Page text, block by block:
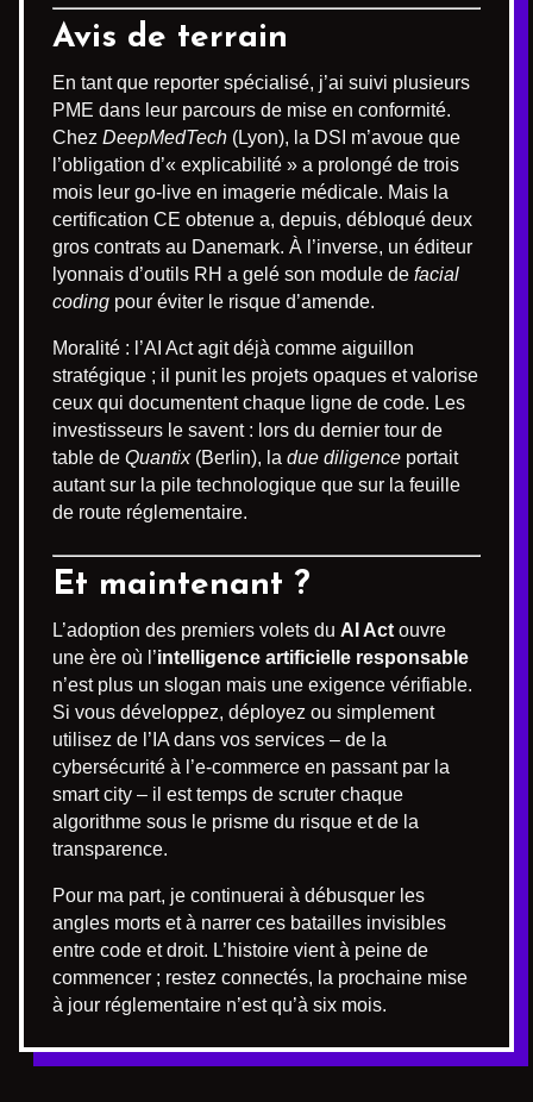
Avis de terrain
En tant que reporter spécialisé, j’ai suivi plusieurs
PME dans leur parcours de mise en conformité.
Chez DeepMedTech (Lyon), la DSI m’avoue que
l’obligation d’« explicabilité » a prolongé de trois
mois leur go-live en imagerie médicale. Mais la
certification CE obtenue a, depuis, débloqué deux
gros contrats au Danemark. À l’inverse, un éditeur
lyonnais d’outils RH a gelé son module de facial
coding pour éviter le risque d’amende.
Moralité : l’AI Act agit déjà comme aiguillon
stratégique ; il punit les projets opaques et valorise
ceux qui documentent chaque ligne de code. Les
investisseurs le savent : lors du dernier tour de
table de Quantix(Berlin), la due diligence portait
autant sur la pile technologique que sur la feuille
de route réglementaire.
Et maintenant ?
L’adoption des premiers volets du AI Act ouvre
une ère où l’intelligence artificielle responsable
n’est plus un slogan mais une exigence vérifiable.
Si vous développez, déployez ou simplement
utilisez de l’IA dans vos services – de la
cybersécurité à l’e-commerce en passant par la
smart city – il est temps de scruter chaque
algorithme sous le prisme du risque et de la
transparence.
Pour ma part, je continuerai à débusquer les
angles morts et à narrer ces batailles invisibles
entre code et droit. L’histoire vient à peine de
commencer ; restez connectés, la prochaine mise
à jour réglementaire n’est qu’à six mois.